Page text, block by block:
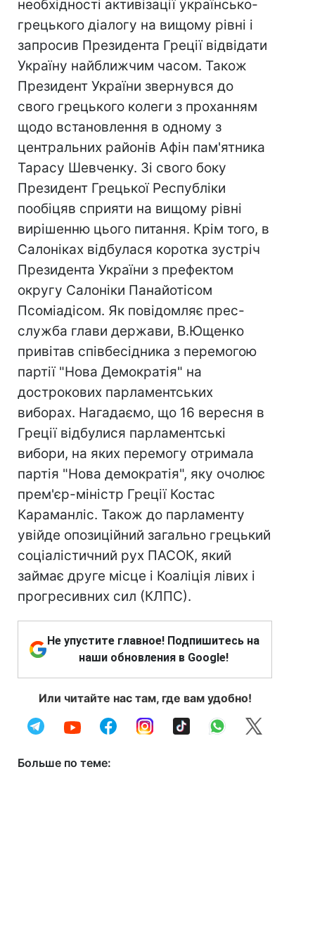
необхідності активізації українсько-
грецького діалогу на вищому рівні і
запросив Президента Греції відвідати
Україну найближчим часом. Також
Президент України звернувся до
свого грецького колеги з проханням
щодо встановлення в одному з
центральних районів Афін пам'ятника
Тарасу Шевченку. Зі свого боку
Президент Грецької Республіки
пообіцяв сприяти на вищому рівні
вирішенню цього питання. Крім того, в
Салоніках відбулася коротка зустріч
Президента України з префектом
округу Салоніки Панайотісом
Псоміадісом. Як повідомляє прес-
служба глави держави, В.Ющенко
привітав співбесідника з перемогою
партії "Нова Демократія" на
дострокових парламентських
виборах. Нагадаємо, що 16 вересня в
Греції відбулися парламентські
вибори, на яких перемогу отримала
партія "Нова демократія", яку очолює
прем'єр-міністр Греції Костас
Караманліс. Також до парламенту
увійде опозиційний загально грецький
соціалістичний рух ПАСОК, який
займає друге місце і Коаліція лівих і
прогресивних сил (КЛПС).
Не упустите главное! Подпишитесь на
наши обновления в Google!
Или читайте нас там, где вам удобно!
Больше по теме: